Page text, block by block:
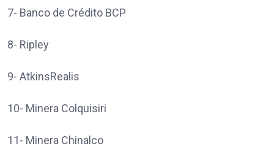
7- Banco de Crédito BCP
8- Ripley
9- AtkinsRealis
10- Minera Colquisiri
11- Minera Chinalco